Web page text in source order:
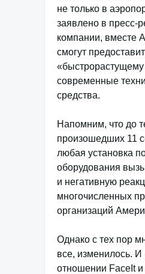
не только в
заявлено в пресс-
компании, вместе
смогут
современные
средства.
Напомним, что до
произошедших 11
любая установка
оборудования
и негативную
многочисленных
организаций
Однако с тех пор
все, изменилось. И
отношении FaceIt